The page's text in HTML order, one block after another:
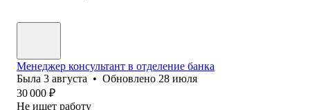
Менеджер консультант в отделение банка
Была 3 августа • Обновлено 28 июля
30 000 ₽
Не ищет работу